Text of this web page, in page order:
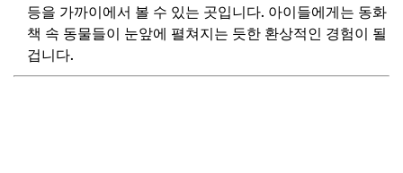
등을 가까이에서 볼 수 있는 곳입니다. 아이들에게는 동화
책 속 동물들이 눈앞에 펼쳐지는 듯한 환상적인 경험이 될
겁니다.